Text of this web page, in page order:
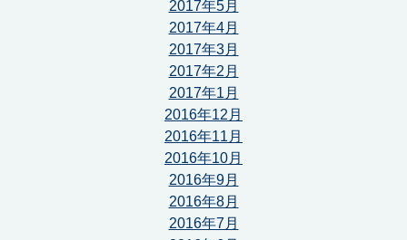
2017年5月
2017年4月
2017年3月
2017年2月
2017年1月
2016年12月
2016年11月
2016年10月
2016年9月
2016年8月
2016年7月